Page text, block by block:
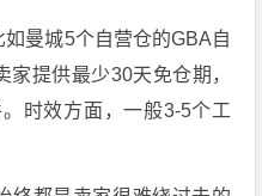
曼城5个自营仓的GBA自
提供最少30天免仓期，
时效方面，一般3-5个工